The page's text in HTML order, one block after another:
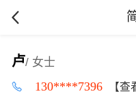
卢/ 女士
130****7396 【查